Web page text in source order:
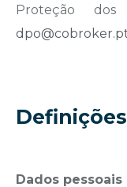
Proteção
Definições
Dados pessoais